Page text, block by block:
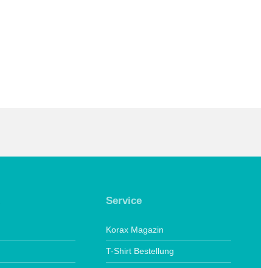
Service
Korax Magazin
T-Shirt Bestellung